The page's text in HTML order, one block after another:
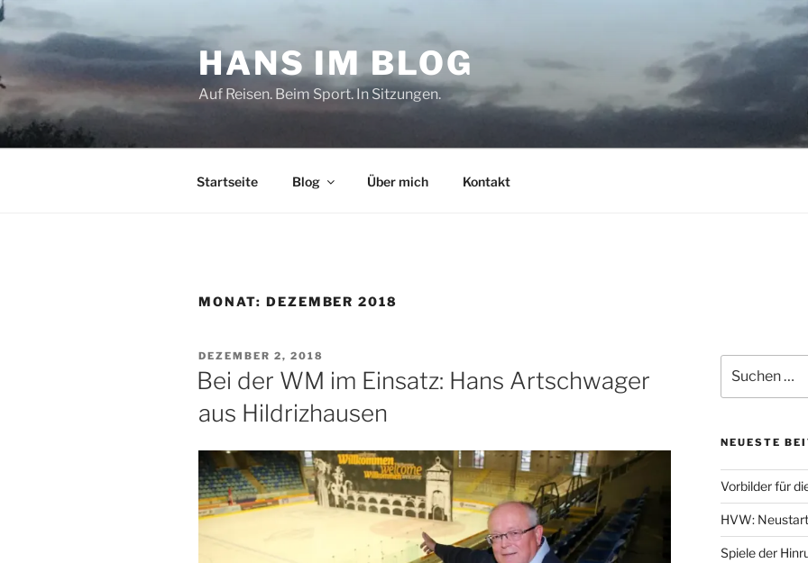
Zum
Inhalt
springen
HANS IM BLOG
Auf Reisen. Beim Sport. In Sitzungen.
Startseite Blog Über mich Kontakt
MONAT: DEZEMBER 2018
VERÖFFENTLICHT
AM
DEZEMBER 2, 2018
Bei der WM im Einsatz: Hans Artschwager
aus Hildrizhausen
nach:
NEUESTE
Vorbilder für
HVW:
Spiele der